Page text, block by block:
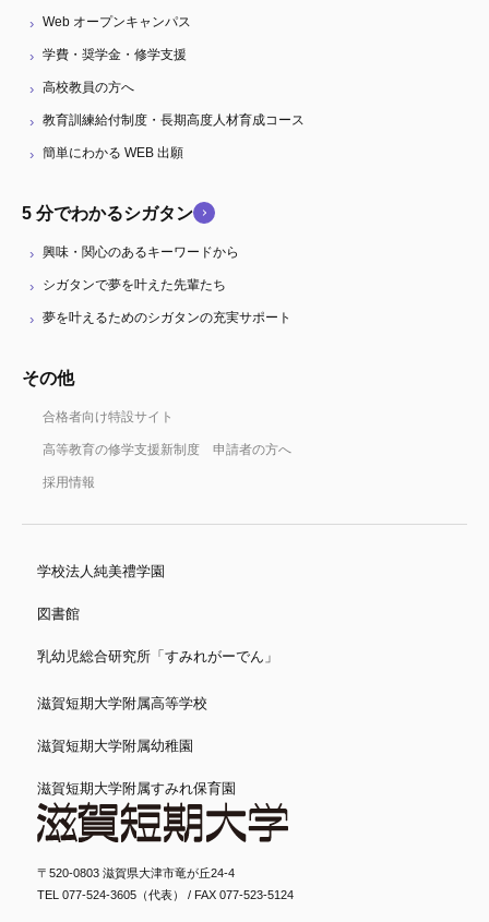
Web オープンキャンパス
学費・奨学金・修学支援
高校教員の方へ
教育訓練給付制度・長期高度人材育成コース
簡単にわかる WEB 出願
5 分でわかるシガタン
興味・関心のあるキーワードから
シガタンで夢を叶えた先輩たち
夢を叶えるためのシガタンの充実サポート
その他
合格者向け特設サイト
高等教育の修学支援新制度 申請者の方へ
採用情報
〒520-0803 滋賀県大津市竜が丘24-4
TEL 077-524-3605（代表） / FAX 077-523-5124
学校法人純美禮学園
図書館
乳幼児総合研究所「すみれがーでん」
滋賀短期大学附属高等学校
滋賀短期大学附属幼稚園
滋賀短期大学附属すみれ保育園